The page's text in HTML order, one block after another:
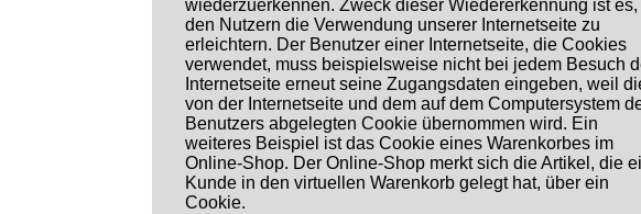
wiederzuerkennen. Zweck dieser Wiedererkennung ist es,
den Nutzern die Verwendung unserer Internetseite zu
erleichtern. Der Benutzer einer Internetseite, die Cookies
verwendet, muss beispielsweise nicht bei jedem Besuch
Internetseite erneut seine Zugangsdaten eingeben, weil
von der Internetseite und dem auf dem Computersystem
Benutzers abgelegten Cookie übernommen wird. Ein
weiteres Beispiel ist das Cookie eines Warenkorbes im
Online-Shop. Der Online-Shop merkt sich die Artikel, die
Kunde in den virtuellen Warenkorb gelegt hat, über ein
Cookie.